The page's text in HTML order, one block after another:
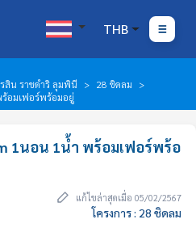
THB
สิน ราชดำริ ลุมพินี
28 ชิดลม
อมเฟอร์พร้อมอยู่
1นอน 1น้ำ พร้อมเฟอร์พร้อ
แก้ไขล่าสุดเมื่อ 05/02/2567
โครงการ : 28 ชิดลม